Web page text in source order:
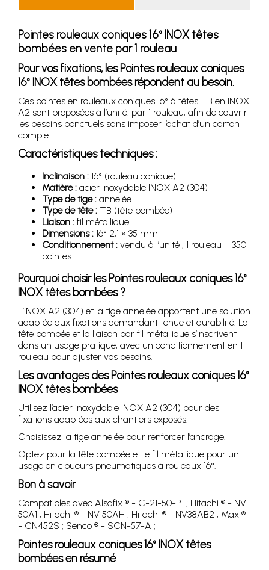
Pointes rouleaux coniques 16° INOX têtes
bombées en vente par 1 rouleau
Pour vos fixations, lesPointes rouleaux coniques
16° INOX têtes bombéesrépondent au besoin.
Ces pointes en rouleaux coniques 16° à têtes TB en INOX
A2 sont proposées à l’unité, par 1 rouleau, afin de couvrir
les besoins ponctuels sans imposer l’achat d’un carton
complet.
Caractéristiques techniques :
Inclinaison : 16° (rouleau conique)
Matière : acier inoxydable INOX A2 (304)
Type de tige : annelée
Type de tête : TB (tête bombée)
Liaison : fil métallique
Dimensions : 16° 2,1 × 35 mm
Conditionnement : vendu à l’unité ; 1 rouleau = 350
pointes
Pourquoi choisir lesPointes rouleaux coniques 16°
INOX têtes bombées?
L’INOX A2 (304) et la tige annelée apportent une solution
adaptée aux fixations demandant tenue et durabilité. La
tête bombée et la liaison par fil métallique s’inscrivent
dans un usage pratique, avec un conditionnement en 1
rouleau pour ajuster vos besoins.
Les avantages desPointes rouleaux coniques 16°
INOX têtes bombées
Utilisez l’acier inoxydable INOX A2 (304) pour des
fixations adaptées aux chantiers exposés.
Choisissez la tige annelée pour renforcer l’ancrage.
Optez pour la tête bombée et le fil métallique pour un
usage en cloueurs pneumatiques à rouleaux 16°.
Bon à savoir
Compatibles avec Alsafix ® - C-21-50-P1 ; Hitachi ® - NV
50A1 ; Hitachi ® - NV 50AH ; Hitachi ® - NV38AB2 ; Max ®
- CN452S ; Senco ® - SCN-57-A ;
Pointes rouleaux coniques 16° INOX têtes
bombées en résumé